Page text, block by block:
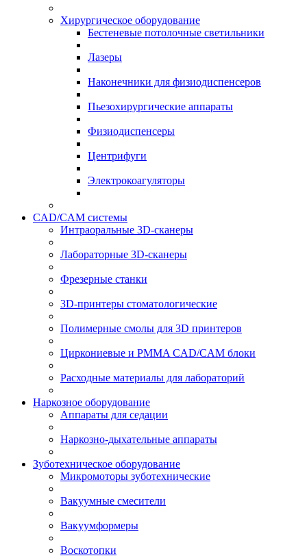
Хирургическое оборудование
Бестеневые потолочные светильники
Лазеры
Наконечники для физиодиспенсеров
Пьезохирургические аппараты
Физиодиспенсеры
Центрифуги
Электрокоагуляторы
CAD/CAM системы
Интраоральные 3D-сканеры
Лабораторные 3D-сканеры
Фрезерные станки
3D-принтеры стоматологические
Полимерные смолы для 3D принтеров
Циркониевые и PMMA CAD/CAM блоки
Расходные материалы для лабораторий
Наркозное оборудование
Аппараты для седации
Наркозно-дыхательные аппараты
Зуботехническое оборудование
Микромоторы зуботехнические
Вакуумные смесители
Вакуумформеры
Воскотопки